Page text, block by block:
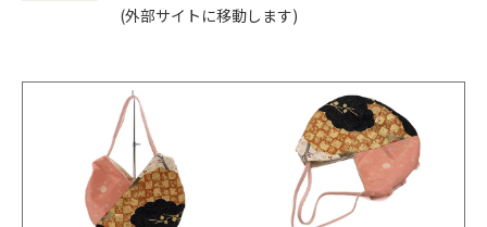
(外部サイトに移動します)